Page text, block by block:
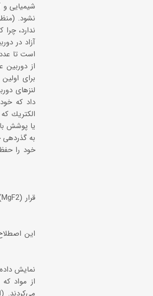
شیمیایی و
نشود.
ندارد،
آزاد در
از
داد كه
خود را
این
از مواد